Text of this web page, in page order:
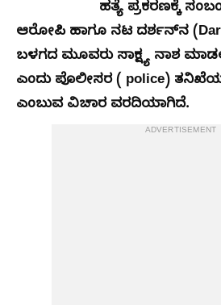
ಹತ್ಯೆ ಪ್ರಕರಣಕ್ಕೆ
ಆರೋಪಿ ಹಾಗೂ ನಟ ದರ್ಶನ್​​​​​ನ
ಬಳಗದ ಮೂವರು ಸಾಕ್ಷ್ಯ ನಾಶ
ಎಂದು ಪೊಲೀಸರ ( police)
ಎಂಬುವ ವಿಚಾರ ವರದಿಯಾಗಿದೆ.
ADVERTISEMENT